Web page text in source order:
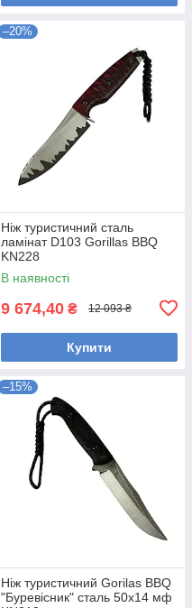
–20%
Ніж туристичний сталь
ламінат D103 Gorillas BBQ
KN228
В наявності
9 674,40 ₴ 12 093 ₴
Купити
–15%
Ніж туристичний Gorilas BBQ
"Буревісник" сталь 50х14 мф